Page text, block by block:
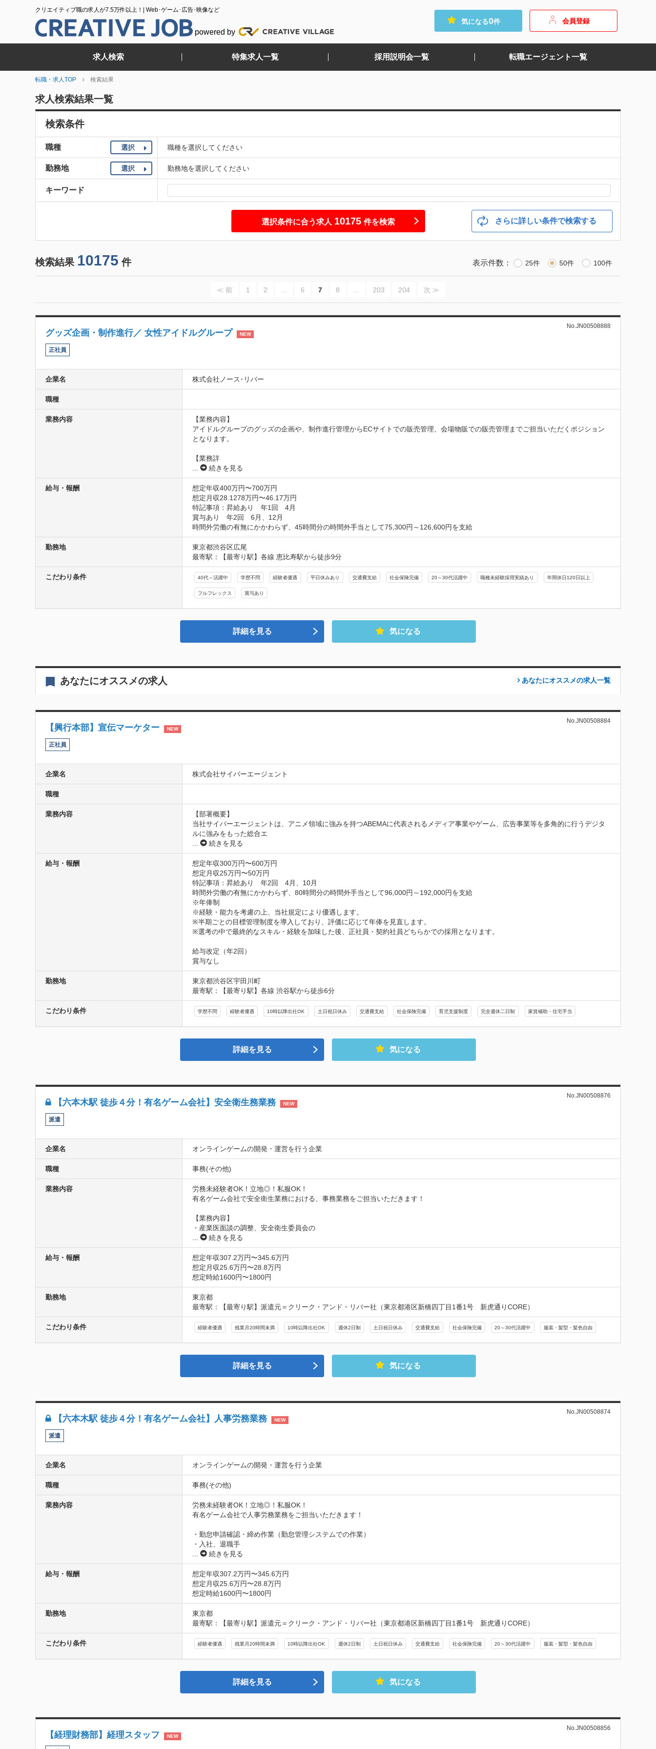
クリエイティブ職の求人が7.5万件以上！| Web･ゲーム･広告･映像など
powered by
気になる0件 会員登録
求人検索 特集求人一覧 採用説明会一覧 転職エージェント一覧
転職・求人TOP 検索結果
求人検索結果一覧
検索条件
職種 選択 職種を選択してください
勤務地 選択 勤務地を選択してください
キーワード
さらに詳しい条件で検索する
選択条件に合う求人 10175 件を検索
検索結果 10175 件 表示件数： 25件 50件 100件
≪ 前 1 2 6 7 8 203 204 次 ≫
グッズ企画・制作進行／ 女性アイドルグループ
No.JN00508888
NEW
正社員
企業名 株式会社ノース･リバー
職種
業務内容
【業務内容】
アイドルグループのグッズの企画や、制作進行管理からECサイトでの販売管理、会場物販での販売管理までご担当いただくポジション
となります。
【業務詳
続きを見る
給与・報酬
想定年収400万円〜700万円
想定月収28.1278万円〜46.17万円
特記事項：昇給あり　年1回　4月
賞与あり　年2回　6月、12月
時間外労働の有無にかかわらず、45時間分の時間外手当として75,300円～126,600円を支給
勤務地
東京都渋谷区広尾
最寄駅：【最寄り駅】各線 恵比寿駅から徒歩9分
こだわり条件 40代～活躍中 学歴不問 経験者優遇 平日休みあり 交通費支給 社会保険完備 20～30代活躍中 職種未経験採用実績あり 年間休日120日以上
フルフレックス 賞与あり
詳細を見る 気になる
あなたにオススメの求人 あなたにオススメの求人一覧
【興行本部】宣伝マーケター
No.JN00508884
NEW
正社員
企業名 株式会社サイバーエージェント
職種
業務内容
【部署概要】
当社サイバーエージェントは、アニメ領域に強みを持つABEMAに代表されるメディア事業やゲーム、広告事業等を多角的に行うデジタ
ルに強みをもった総合エ
続きを見る
給与・報酬
想定年収300万円〜600万円
想定月収25万円〜50万円
特記事項：昇給あり　年2回　4月、10月
時間外労働の有無にかかわらず、80時間分の時間外手当として96,000円～192,000円を支給
※年俸制
※経験・能力を考慮の上、当社規定により優遇します。
※半期ごとの目標管理制度を導入しており、評価に応じて年俸を見直します。
※選考の中で最終的なスキル・経験を加味した後、正社員・契約社員どちらかでの採用となります。
給与改定（年2回）
賞与なし
勤務地
東京都渋谷区宇田川町
最寄駅：【最寄り駅】各線 渋谷駅から徒歩6分
こだわり条件 学歴不問 経験者優遇 10時以降出社OK 土日祝日休み 交通費支給 社会保険完備 育児支援制度 完全週休二日制 家賃補助・住宅手当
詳細を見る 気になる
【六本木駅 徒歩４分！有名ゲーム会社】安全衛生務業務
No.JN00508876
NEW
派遣
企業名 オンラインゲームの開発・運営を行う企業
職種 事務(その他)
業務内容
労務未経験者OK！立地◎！私服OK！
有名ゲーム会社で安全衛生業務における、事務業務をご担当いただきます！
【業務内容】
・産業医面談の調整、安全衛生委員会の
続きを見る
給与・報酬
想定年収307.2万円〜345.6万円
想定月収25.6万円〜28.8万円
想定時給1600円〜1800円
勤務地
東京都
最寄駅：【最寄り駅】派遣元＝クリーク・アンド・リバー社（東京都港区新橋四丁目1番1号　新虎通りCORE）
こだわり条件 経験者優遇 残業月20時間未満 10時以降出社OK 週休2日制 土日祝日休み 交通費支給 社会保険完備 20～30代活躍中 服装・髪型・髪色自由
詳細を見る 気になる
【六本木駅 徒歩４分！有名ゲーム会社】人事労務業務
No.JN00508874
NEW
派遣
企業名 オンラインゲームの開発・運営を行う企業
職種 事務(その他)
業務内容
労務未経験者OK！立地◎！私服OK！
有名ゲーム会社で人事労務業務をご担当いただきます！
・勤怠申請確認・締め作業（勤怠管理システムでの作業）
・入社、退職手
続きを見る
給与・報酬
想定年収307.2万円〜345.6万円
想定月収25.6万円〜28.8万円
想定時給1600円〜1800円
勤務地
東京都
最寄駅：【最寄り駅】派遣元＝クリーク・アンド・リバー社（東京都港区新橋四丁目1番1号　新虎通りCORE）
こだわり条件 経験者優遇 残業月20時間未満 10時以降出社OK 週休2日制 土日祝日休み 交通費支給 社会保険完備 20～30代活躍中 服装・髪型・髪色自由
詳細を見る 気になる
【経理財務部】経理スタッフ
No.JN00508856
NEW